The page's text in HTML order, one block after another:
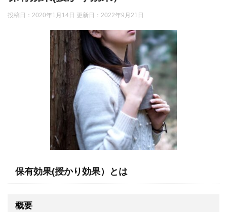
投稿日：2020年1月14日 更新日： 2022年9月21日
保有効果(授かり効果）とは
概要